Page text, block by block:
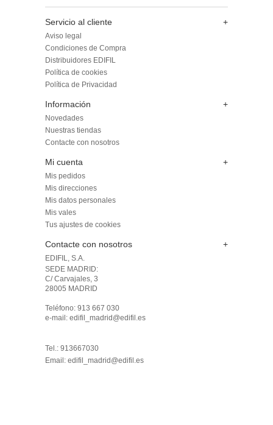
Servicio al cliente +
Aviso legal
Condiciones de Compra
Distribuidores EDIFIL
Política de cookies
Política de Privacidad
Información +
Novedades
Nuestras tiendas
Contacte con nosotros
Mi cuenta +
Mis pedidos
Mis direcciones
Mis datos personales
Mis vales
Tus ajustes de cookies
Contacte con nosotros +
EDIFIL, S.A.
SEDE MADRID:
C/ Carvajales, 3
28005 MADRID
Teléfono: 913 667 030
e-mail: edifil_madrid@edifil.es
Tel.: 913667030
Email: edifil_madrid@edifil.es